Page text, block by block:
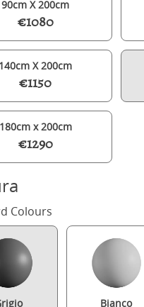
90cm X 200cm
€1080
140cm X 200cm
€1150
180cm x 200cm
€1290
Colours
Bianco